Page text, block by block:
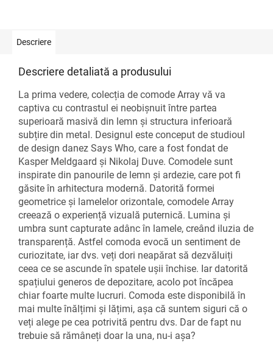
Descriere
Descriere detaliată a produsului
La prima vedere, colecția de comode Array vă va
captiva cu contrastul ei neobișnuit între partea
superioară masivă din lemn și structura inferioară
subțire din metal. Designul este conceput de studioul
de design danez Says Who, care a fost fondat de
Kasper Meldgaard și Nikolaj Duve. Comodele sunt
inspirate din panourile de lemn și ardezie, care pot fi
găsite în arhitectura modernă. Datorită formei
geometrice și lamelelor orizontale, comodele Array
creează o experiență vizuală puternică. Lumina și
umbra sunt capturate adânc în lamele, creând iluzia de
transparență. Astfel comoda evocă un sentiment de
curiozitate, iar dvs. veți dori neapărat să dezvăluiți
ceea ce se ascunde în spatele ușii închise. Iar datorită
spațiului generos de depozitare, acolo pot încăpea
chiar foarte multe lucruri. Comoda este disponibilă în
mai multe înălțimi și lățimi, așa că suntem siguri că o
veți alege pe cea potrivită pentru dvs. Dar de fapt nu
trebuie să rămâneți doar la una, nu-i așa?